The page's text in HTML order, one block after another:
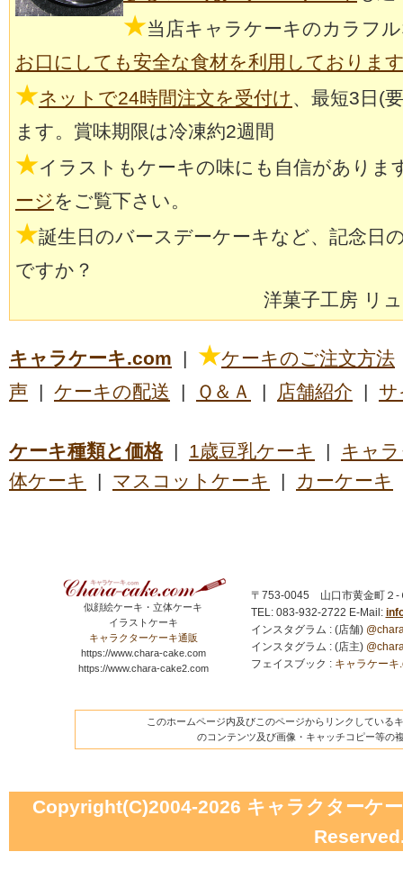
★当店キャラケーキのカラフ
お口にしても安全な食材を利用しておりま
★ネットで24時間注文を受付け、最短3日(
ます。賞味期限は冷凍約2週間
★イラストもケーキの味にも自信がありま
ージをご覧下さい。
★誕生日のバースデーケーキなど、記念日
ですか？
洋菓子工房 リ
キャラケーキ.com | ★ケーキのご注文方法
声 | ケーキの配送 | Ｑ＆Ａ | 店舗紹介 | サ
ケーキ種類と価格| 1歳豆乳ケーキ | キャ
体ケーキ
| マスコットケーキ | カーケーキ
似顔絵ケーキ・立体ケーキ
イラストケーキ
キャラクターケーキ通販
https://www.chara-cake.com
https://www.chara-cake2.com
〒753-0045 山口市黄金町
TEL: 083-932-2722 E-Mail:
インスタグラム : (店舗)
インスタグラム : (店主)
フェイスブック : キャラケー
このホームページ内及びこのページからリンクしている
のコンテンツ及び画像・キャッチコピー等の
Copyright(C)2004-2026 キャラクターケ